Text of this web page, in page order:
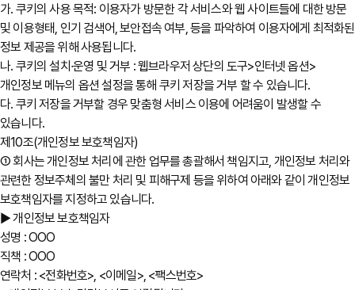
가. 쿠키의 사용 목적: 이용자가 방문한 각 서비스와 웹 사이트들에 대한 방문
및 이용형태, 인기 검색어, 보안접속 여부, 등을 파악하여 이용자에게 최적화된
정보 제공을 위해 사용됩니다.
나. 쿠키의 설치∙운영 및 거부 : 웹브라우저 상단의 도구>인터넷 옵션>
개인정보 메뉴의 옵션 설정을 통해 쿠키 저장을 거부 할 수 있습니다.
다. 쿠키 저장을 거부할 경우 맞춤형 서비스 이용에 어려움이 발생할 수
있습니다.
제10조(개인정보 보호책임자)
① 회사는 개인정보 처리에 관한 업무를 총괄해서 책임지고, 개인정보 처리와
관련한 정보주체의 불만 처리 및 피해구제 등을 위하여 아래와 같이 개인정보
보호책임자를 지정하고 있습니다.
▶ 개인정보 보호책임자
성명 : OOO
직책 : OOO
연락처 : <전화번호>, <이메일>, <팩스번호>